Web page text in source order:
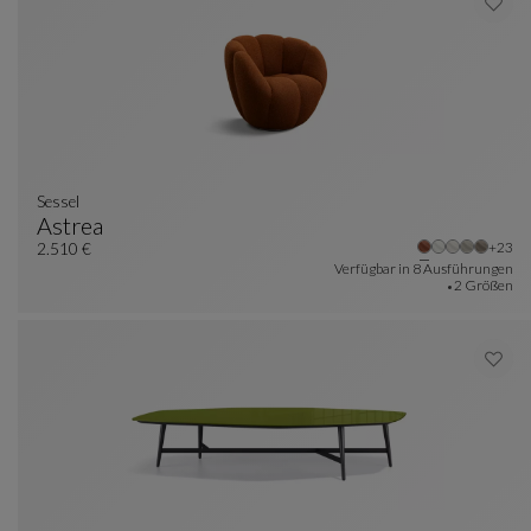
Astrea
Sessel
Siehe Vollständige Beschreibung
Sessel
2.510 € +23
Verfügbar in 8 Ausführungen
2 Größen